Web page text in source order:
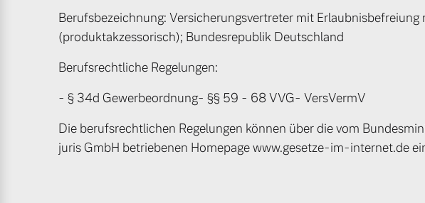
Mehr erfahren
Finanzierung & Leasing
Versicherung
Berufsbezeichnung: Versicherungsvertreter mit Erlaubnisbefreiung
(produktakzessorisch); Bundesrepublik Deutschland
Berufsrechtliche Regelungen:
- § 34d Gewerbeordnung- §§ 59 - 68 VVG- VersVermV
Die berufsrechtlichen Regelungen können über die vom
juris GmbH betriebenen Homepage www.gesetze-im-internet.de